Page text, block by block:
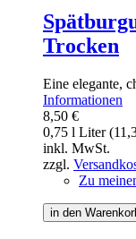
Trocken
Eine elegante,
Informationen
8,50 €
0,75 l Liter
inkl. MwSt.
zzgl.
Zu
in den